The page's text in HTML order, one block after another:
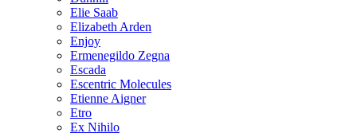
Elie Saab
Elizabeth Arden
Enjoy
Ermenegildo Zegna
Escada
Escentric Molecules
Etienne Aigner
Etro
Ex Nihilo